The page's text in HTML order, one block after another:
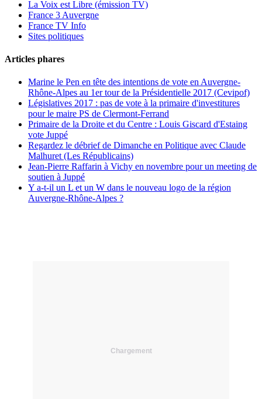
La Voix est Libre (émission TV)
France 3 Auvergne
France TV Info
Sites politiques
Articles phares
Marine le Pen en tête des intentions de vote en Auvergne-
Rhône-Alpes au 1er tour de la Présidentielle 2017 (Cevipof)
Législatives 2017 : pas de vote à la primaire d'investitures
pour le maire PS de Clermont-Ferrand
Primaire de la Droite et du Centre : Louis Giscard d'Estaing
vote Juppé
Regardez le débrief de Dimanche en Politique avec Claude
Malhuret (Les Républicains)
Jean-Pierre Raffarin à Vichy en novembre pour un meeting de
soutien à Juppé
Y a-t-il un L et un W dans le nouveau logo de la région
Auvergne-Rhône-Alpes ?
Chargement